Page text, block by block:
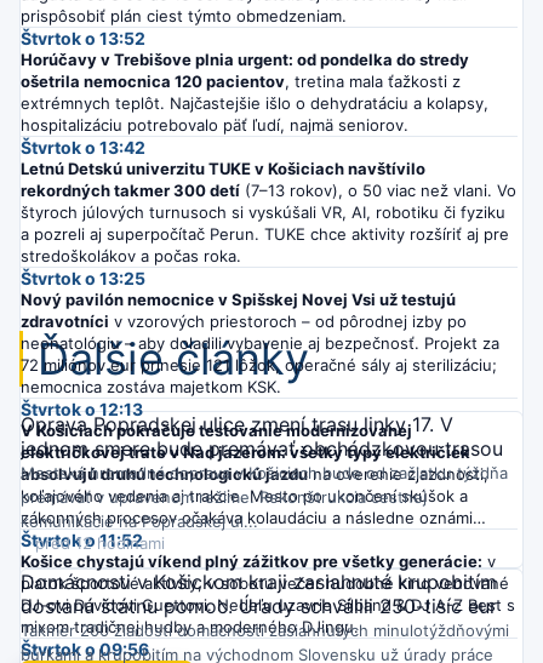
prispôsobiť plán ciest týmto obmedzeniam.
Štvrtok o 13:52
Horúčavy v Trebišove plnia urgent: od pondelka do stredy
ošetrila nemocnica 120 pacientov, tretina mala ťažkosti z
extrémnych teplôt. Najčastejšie išlo o dehydratáciu a kolapsy,
hospitalizáciu potrebovalo päť ľudí, najmä seniorov.
Štvrtok o 13:42
Letnú Detskú univerzitu TUKE v Košiciach navštívilo
rekordných takmer 300 detí (7–13 rokov), o 50 viac než vlani. Vo
štyroch júlových turnusoch si vyskúšali VR, AI, robotiku či fyziku
a pozreli aj superpočítač Perun. TUKE chce aktivity rozšíriť aj pre
stredoškolákov a počas roka.
Štvrtok o 13:25
Nový pavilón nemocnice v Spišskej Novej Vsi už testujú
zdravotníci v vzorových priestoroch – od pôrodnej izby po
neonatológiu – aby doladili vybavenie aj bezpečnosť. Projekt za
72 miliónov eur prinesie 121 lôžok, operačné sály aj sterilizáciu;
nemocnica zostáva majetkom KSK.
Štvrtok o 12:13
V Košiciach pokračuje testovanie modernizovanej
električkovej trate v Nad jazerom: všetky typy električiek
absolvujú druhú technologickú jazduna overenie zjazdnosti,
koľajového vedenia aj trakcie. Mesto po ukončení skúšok a
zákonných procesov očakáva kolaudáciu a následne oznámi
termín spustenia prevádzky.
Štvrtok o 11:52
Košice chystajú víkend plný zážitkov pre všetky generácie: v
piatok športové aktivity, v sobotu večer hudobné kino venované
DJ-ovi Davidovi Guettovi. Nedeľu uzavrie Silband & DJ A-Z Best s
mixom tradičnej hudby a moderného DJingu.
Štvrtok o 09:56
Ďalšie články
Oprava Popradskej ulice zmení trasu linky 17. V
jednom smere bude premávať obchádzkovou trasou
Mestská hromadná doprava v Košiciach bude od začiatku týždňa
premávať v upravenom režime. Rekonštrukcia cestnej
komunikácie na Popradskej ul...
pred 12 hodinami
Domácnosti v Košickom kraji zasiahnuté krupobitím
dostanú štátnu pomoc. Úrady schválili 250-tisíc eur
Takmer 200 žiadostí domácností zasiahnutých minulotýždňovými
búrkami a krupobitím na východnom Slovensku už úrady práce